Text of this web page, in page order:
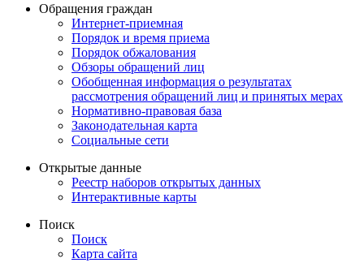
Обращения граждан
Интернет-приемная
Порядок и время приема
Порядок обжалования
Обзоры обращений лиц
Обобщенная информация о результатах
рассмотрения обращений лиц и принятых мерах
Нормативно-правовая база
Законодательная карта
Социальные сети
Открытые данные
Реестр наборов открытых данных
Интерактивные карты
Поиск
Поиск
Карта сайта